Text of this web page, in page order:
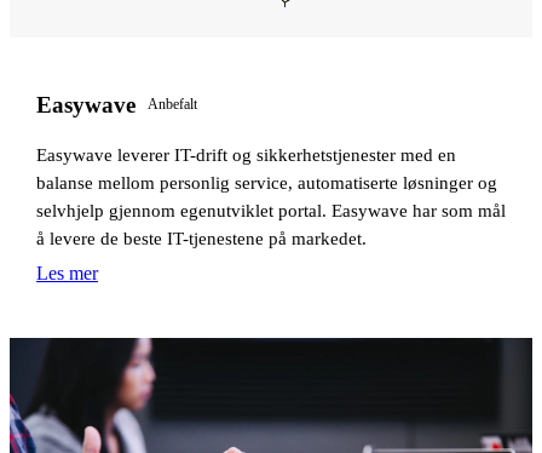
Easywave Anbefalt
Easywave leverer IT-drift og sikkerhetstjenester med en
balanse mellom personlig service, automatiserte løsninger og
selvhjelp gjennom egenutviklet portal. Easywave har som mål
å levere de beste IT-tjenestene på markedet.
Les mer